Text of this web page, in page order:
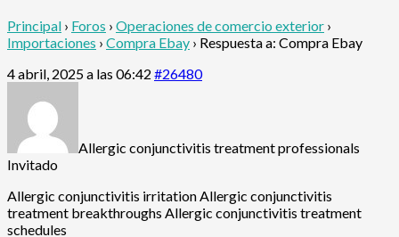
Principal › Foros › Operaciones de comercio exterior ›
Importaciones › Compra Ebay › Respuesta a: Compra Ebay
4 abril, 2025 a las 06:42 #26480
Allergic conjunctivitis treatment professionals
Invitado
Allergic conjunctivitis irritation Allergic conjunctivitis
treatment breakthroughs Allergic conjunctivitis treatment
schedules